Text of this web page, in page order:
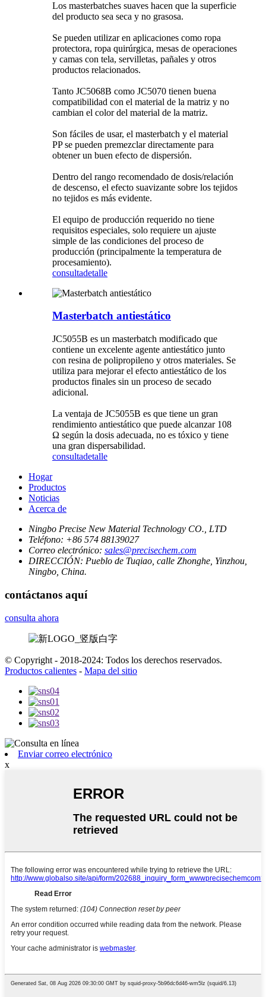
Los masterbatches suaves hacen que la superficie
del producto sea seca y no grasosa.
Se pueden utilizar en aplicaciones como ropa
protectora, ropa quirúrgica, mesas de operaciones
y camas con tela, servilletas, pañales y otros
productos relacionados.
Tanto JC5068B como JC5070 tienen buena
compatibilidad con el material de la matriz y no
cambian el color del material de la matriz.
Son fáciles de usar, el masterbatch y el material
PP se pueden premezclar directamente para
obtener un buen efecto de dispersión.
Dentro del rango recomendado de dosis/relación
de descenso, el efecto suavizante sobre los tejidos
no tejidos es más evidente.
El equipo de producción requerido no tiene
requisitos especiales, solo requiere un ajuste
simple de las condiciones del proceso de
producción (principalmente la temperatura de
procesamiento).
consultadetalle
Masterbatch antiestático
JC5055B es un masterbatch modificado que
contiene un excelente agente antiestático junto
con resina de polipropileno y otros materiales. Se
utiliza para mejorar el efecto antiestático de los
productos finales sin un proceso de secado
adicional.
La ventaja de JC5055B es que tiene un gran
rendimiento antiestático que puede alcanzar 108
Ω según la dosis adecuada, no es tóxico y tiene
una gran dispersabilidad.
consultadetalle
Hogar
Productos
Noticias
Acerca de
Ningbo Precise New Material Technology CO., LTD
Teléfono: +86 574 88139027
Correo electrónico: sales@precisechem.com
DIRECCIÓN: Pueblo de Tuqiao, calle Zhonghe, Yinzhou,
Ningbo, China.
contáctanos aquí
consulta ahora
© Copyright - 2018-2024: Todos los derechos reservados.
Productos calientes - Mapa del sitio
Enviar correo electrónico
x